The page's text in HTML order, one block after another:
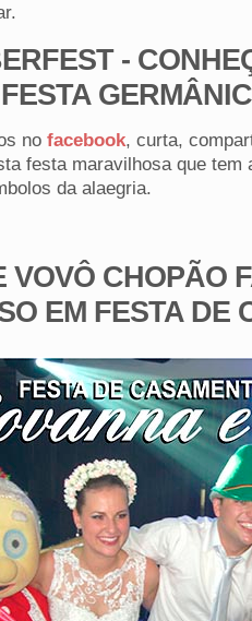
-
no facebook, curta,
festa maravilhosa que tem
da alaegria.
VOVÔ CHOPÃO
EM FESTA DE